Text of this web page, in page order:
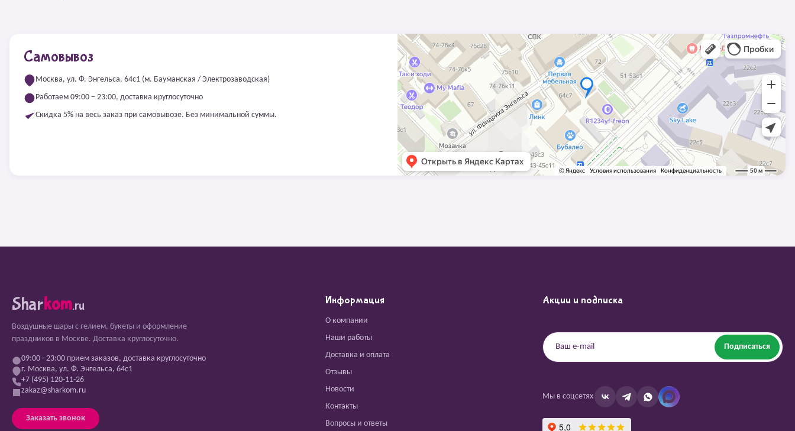
Самовывоз
Москва, ул. Ф. Энгельса, 64с1 (м. Бауманская / Электрозаводская)
Работаем 09:00 – 23:00, доставка круглосуточно
Скидка 5% на весь заказ при самовывозе. Без минимальной суммы.
Sharkom.ru
Воздушные шары с гелием, букеты и оформление
праздников в Москве. Доставка круглосуточно.
09:00 - 23:00 прием заказов, доставка круглосуточно
г. Москва, ул. Ф. Энгельса, 64с1
+7 (495) 120-11-26
zakaz@sharkom.ru
Заказать звонок
Информация
О компании
Наши работы
Доставка и оплата
Отзывы
Новости
Контакты
Вопросы и ответы
Акции и подписка
Подписаться
Мы в соцсетях